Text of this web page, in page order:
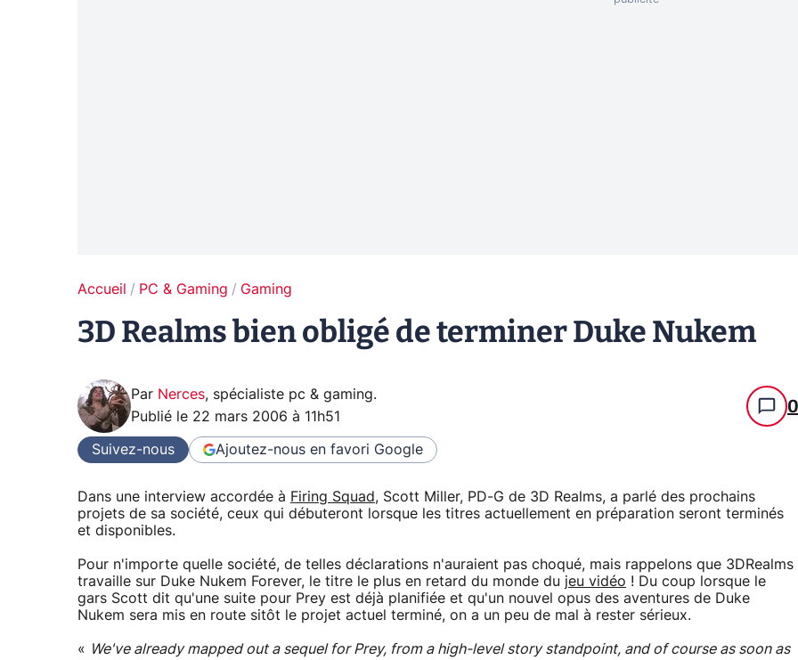
Accueil PC & Gaming Gaming
3D Realms bien obligé de terminer Duke Nukem
Par Nerces, spécialiste pc & gaming.
Publié le 22 mars 2006 à 11h51 0
Suivez-nous Ajoutez-nous en favori Google
Dans une interview accordée à Firing Squad, Scott Miller, PD-G de 3D Realms, a parlé des prochains
projets de sa société, ceux qui débuteront lorsque les titres actuellement en préparation seront terminés
et disponibles.
Pour n'importe quelle société, de telles déclarations n'auraient pas choqué, mais rappelons que 3DRealms
travaille sur Duke Nukem Forever, le titre le plus en retard du monde du jeu vidéo ! Du coup lorsque le
gars Scott dit qu'une suite pour Prey est déjà planifiée et qu'un nouvel opus des aventures de Duke
Nukem sera mis en route sitôt le projet actuel terminé, on a un peu de mal à rester sérieux.
« We've already mapped out a sequel for Prey, from a high-level story standpoint, and of course as soon as